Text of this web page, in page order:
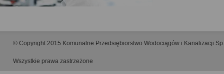
© Copyright 2015 Komunalne Przedsiębiorstwo Wodociągów i Kanalizacji
Wszystkie prawa zastrzeżone